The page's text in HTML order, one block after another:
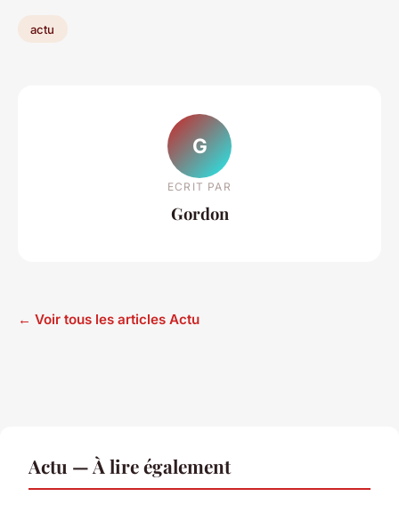
actu
G
ECRIT PAR
Gordon
← Voir tous les articles Actu
Actu — À lire également